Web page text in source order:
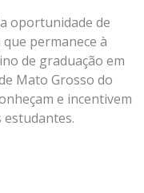
oportunidade de
permanece à
de graduação em
Mato Grosso do
e incentivem
estudantes.